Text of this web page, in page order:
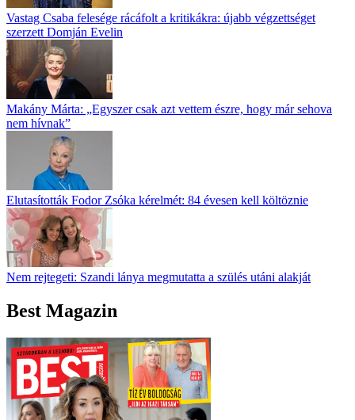
Vastag Csaba felesége rácáfolt a kritikákra: újabb végzettséget
szerzett Domján Evelin
Makány Márta: „Egyszer csak azt vettem észre, hogy már sehova
nem hívnak”
Elutasították Fodor Zsóka kérelmét: 84 évesen kell költöznie
Nem rejtegeti: Szandi lánya megmutatta a szülés utáni alakját
Best Magazin